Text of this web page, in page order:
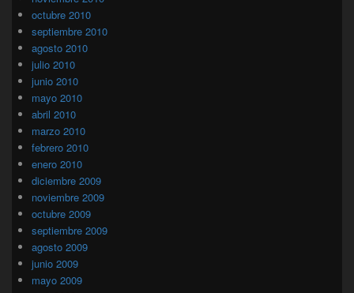
octubre 2010
septiembre 2010
agosto 2010
julio 2010
junio 2010
mayo 2010
abril 2010
marzo 2010
febrero 2010
enero 2010
diciembre 2009
noviembre 2009
octubre 2009
septiembre 2009
agosto 2009
junio 2009
mayo 2009